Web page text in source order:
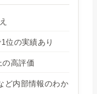
位の実績あり
の高評価
ど内部情報のわか